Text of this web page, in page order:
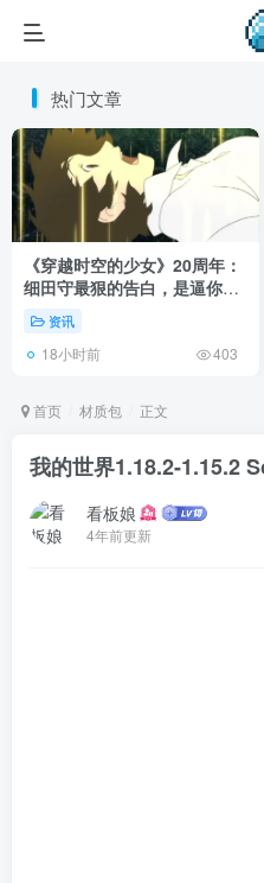
热门文章
《穿越时空的少女》20周年：
细田守最狠的告白，是逼你承
认有些夏天回不去了！
资讯
18小时前 403
首页 材质包 正文
我的世界1.18.2-1.15.2
看板娘
4年前更新